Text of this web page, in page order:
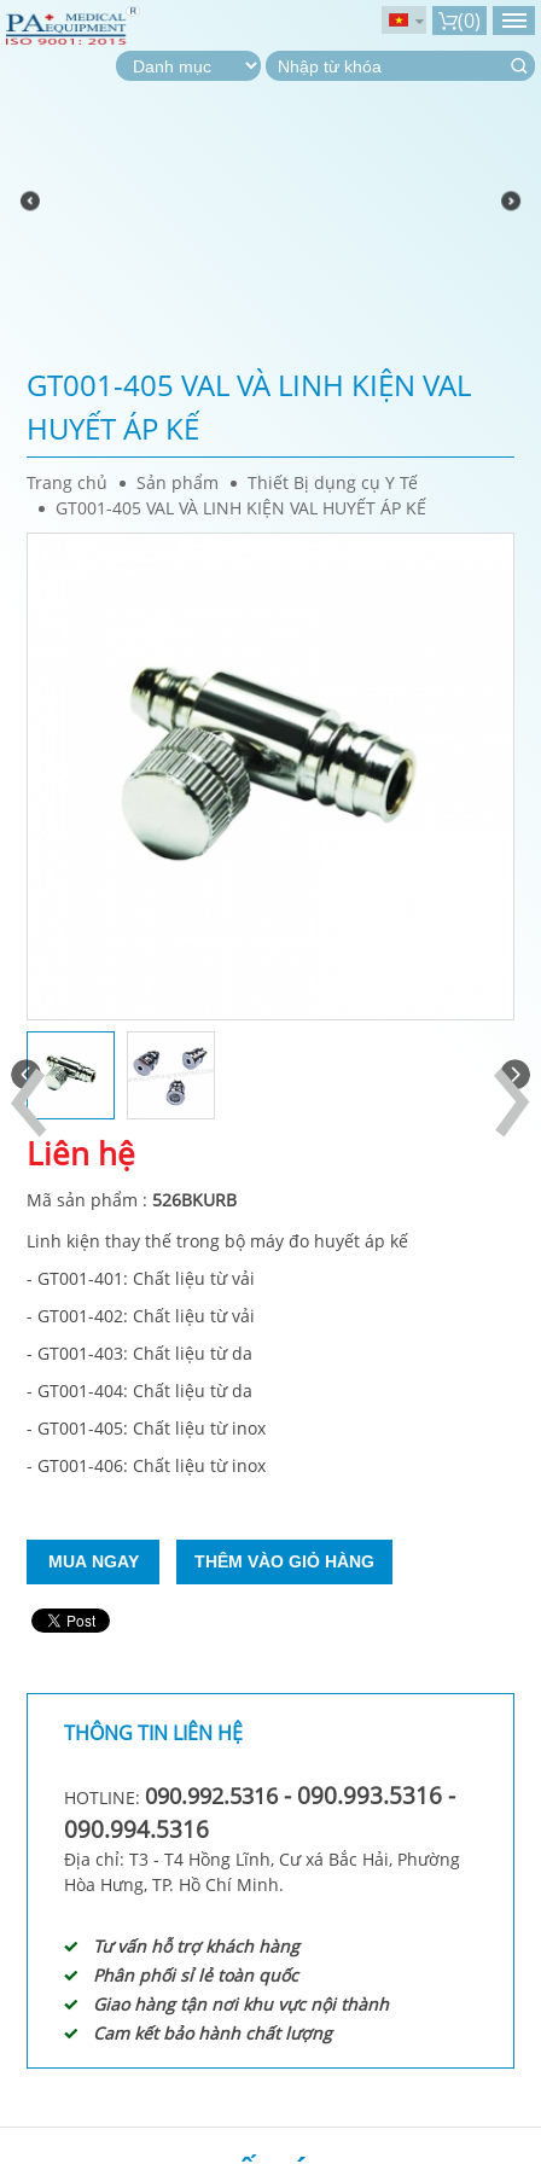
(0)
GT001-405 VAL VÀ LINH KIỆN VAL
HUYẾT ÁP KẾ
Trang chủ Sản phẩm
Thiết Bị dụng cụ Y Tế
GT001-405 VAL VÀ LINH KIỆN VAL HUYẾT ÁP KẾ
Liên hệ
Mã sản phẩm : 526BKURB
Linh kiện thay thế trong bộ máy đo huyết áp kế
- GT001-401: Chất liệu từ vải
- GT001-402: Chất liệu từ vải
- GT001-403: Chất liệu từ da
- GT001-404: Chất liệu từ da
- GT001-405: Chất liệu từ inox
- GT001-406: Chất liệu từ inox
THÔNG TIN LIÊN HỆ
HOTLINE: 090.992.5316- 090.993.5316 -
090.994.5316
Địa chỉ: T3 - T4 Hồng Lĩnh, Cư xá Bắc Hải, Phường
Hòa Hưng, TP. Hồ Chí Minh.
Tư vấn hỗ trợ khách hàng
Phân phối sỉ lẻ toàn quốc
Giao hàng tận nơi khu vực nội thành
Cam kết bảo hành chất lượng